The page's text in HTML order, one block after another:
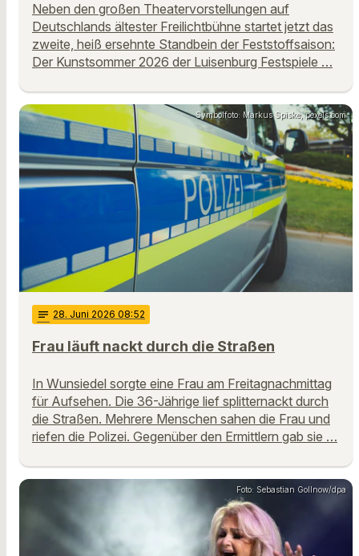
Neben den großen Theatervorstellungen auf
Deutschlands ältester Freilichtbühne startet jetzt das
zweite, heiß ersehnte Standbein der Feststoffsaison:
Der Kunstsommer 2026 der Luisenburg Festspiele …
Symbolfoto: Markus Spiske, pexels.com
notes 28. Juni 2026 08:52
Frau läuft nackt durch die Straßen
In Wunsiedel sorgte eine Frau am Freitagnachmittag
für Aufsehen. Die 36-Jährige lief splitternackt durch
die Straßen. Mehrere Menschen sahen die Frau und
riefen die Polizei. Gegenüber den Ermittlern gab sie …
Foto: Sebastian Gollnow/dpa